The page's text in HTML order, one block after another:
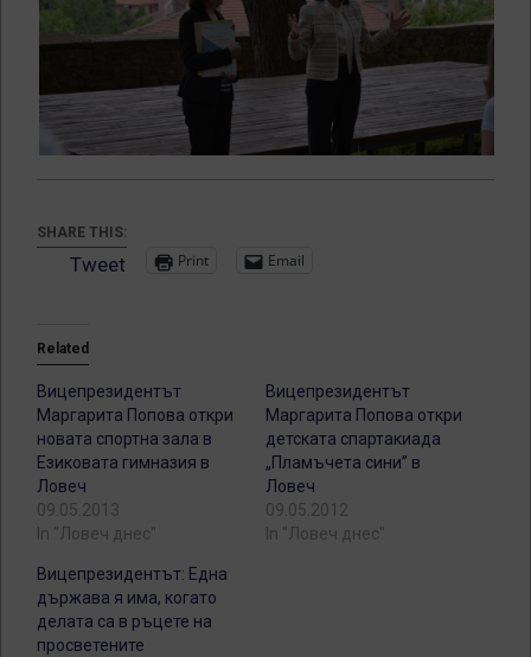
SHARE THIS:
Tweet Print Email
Related
Вицепрезидентът
Маргарита Попова откри
новата спортна зала в
Езиковата гимназия в
Ловеч
09.05.2013
In "Ловеч днес"
Вицепрезидентът
Маргарита Попова откри
детската спартакиада
„Пламъчета сини” в
Ловеч
09.05.2012
In "Ловеч днес"
Вицепрезидентът: Една
държава я има, когато
делата са в ръцете на
просветените